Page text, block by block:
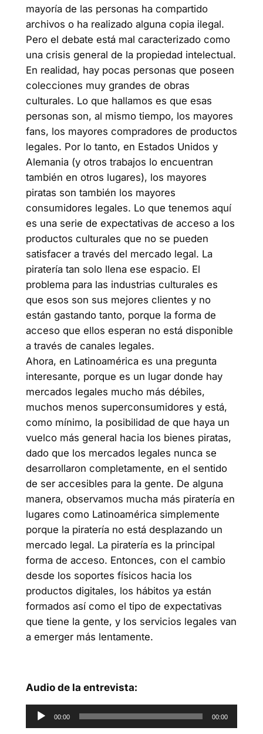
mayoría de las personas ha compartido
archivos o ha realizado alguna copia ilegal.
Pero el debate está mal caracterizado como
una crisis general de la propiedad intelectual.
En realidad, hay pocas personas que poseen
colecciones muy grandes de obras
culturales. Lo que hallamos es que esas
personas son, al mismo tiempo, los mayores
fans, los mayores compradores de productos
legales. Por lo tanto, en Estados Unidos y
Alemania (y otros trabajos lo encuentran
también en otros lugares), los mayores
piratas son también los mayores
consumidores legales. Lo que tenemos aquí
es una serie de expectativas de acceso a los
productos culturales que no se pueden
satisfacer a través del mercado legal. La
piratería tan solo llena ese espacio. El
problema para las industrias culturales es
que esos son sus mejores clientes y no
están gastando tanto, porque la forma de
acceso que ellos esperan no está disponible
a través de canales legales.
Ahora, en Latinoamérica es una pregunta
interesante, porque es un lugar donde hay
mercados legales mucho más débiles,
muchos menos superconsumidores y está,
como mínimo, la posibilidad de que haya un
vuelco más general hacia los bienes piratas,
dado que los mercados legales nunca se
desarrollaron completamente, en el sentido
de ser accesibles para la gente. De alguna
manera, observamos mucha más piratería en
lugares como Latinoamérica simplemente
porque la piratería no está desplazando un
mercado legal. La piratería es la principal
forma de acceso. Entonces, con el cambio
desde los soportes físicos hacia los
productos digitales, los hábitos ya están
formados así como el tipo de expectativas
que tiene la gente, y los servicios legales van
a emerger más lentamente.
Audio de la entrevista:
Reproductor
de
00:00 00:00